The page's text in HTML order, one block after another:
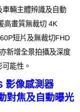
輛主體辨識及自動
高畫質無裁切 4K
短片及無裁切FHD
新增全景拍攝及深度
能性。
影像感測器
對焦及自動曝光